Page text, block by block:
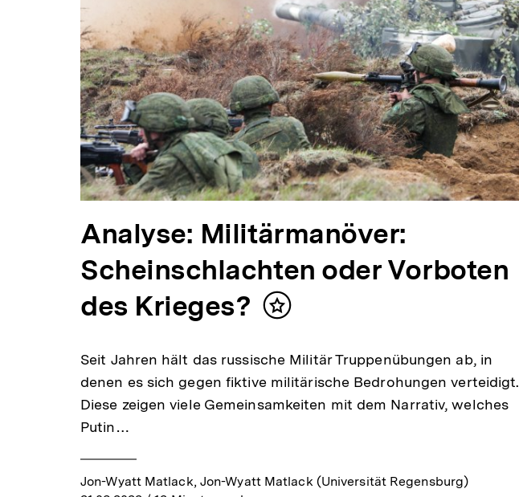
Analyse: Militärmanöver:
Scheinschlachten oder Vorboten
des Krieges?
Inhalt
Seit Jahren hält das russische Militär Truppenübungen ab, in
denen es sich gegen fiktive militärische Bedrohungen verteidigt.
Diese zeigen viele Gemeinsamkeiten mit dem Narrativ, welches
Putin…
Jon-Wyatt Matlack, Jon-Wyatt Matlack (Universität Regensburg)